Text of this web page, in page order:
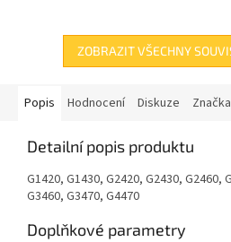
ZOBRAZIT VŠECHNY
Popis Hodnocení Diskuze Značka
Detailní popis produktu
G1420, G1430, G2420, G2430, G2460,
G3460, G3470, G4470
Doplňkové parametry